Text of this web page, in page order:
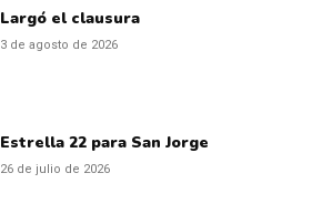
Largó el clausura
3 de agosto de 2026
Estrella 22 para San Jorge
26 de julio de 2026